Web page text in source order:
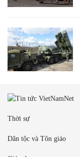
Thời sự
Dân tộc và Tôn giáo